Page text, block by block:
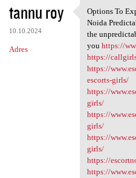
tannu roy
10.10.2024
Adres
Options To
Options To
Noida
the
you https://
https://
https://
escorts-girls/
https://
girls/
https://
girls/
https://
girls/
https://
https://